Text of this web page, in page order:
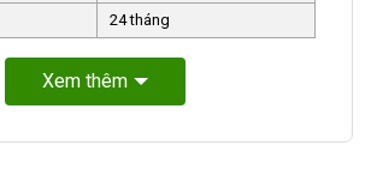
24 tháng
Xem thêm